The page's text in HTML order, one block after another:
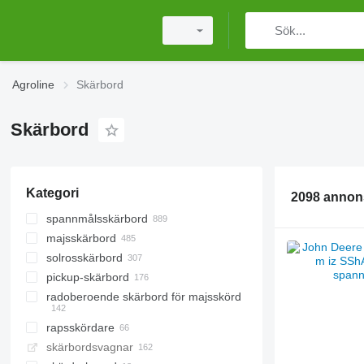
Agroline Skärbord
Skärbord
Kategori
spannmålsskärbord
majsskärbord
solrosskärbord
pickup-skärbord
radoberoende skärbord för majsskörd
rapsskördare
skärbordsvagnar
2098